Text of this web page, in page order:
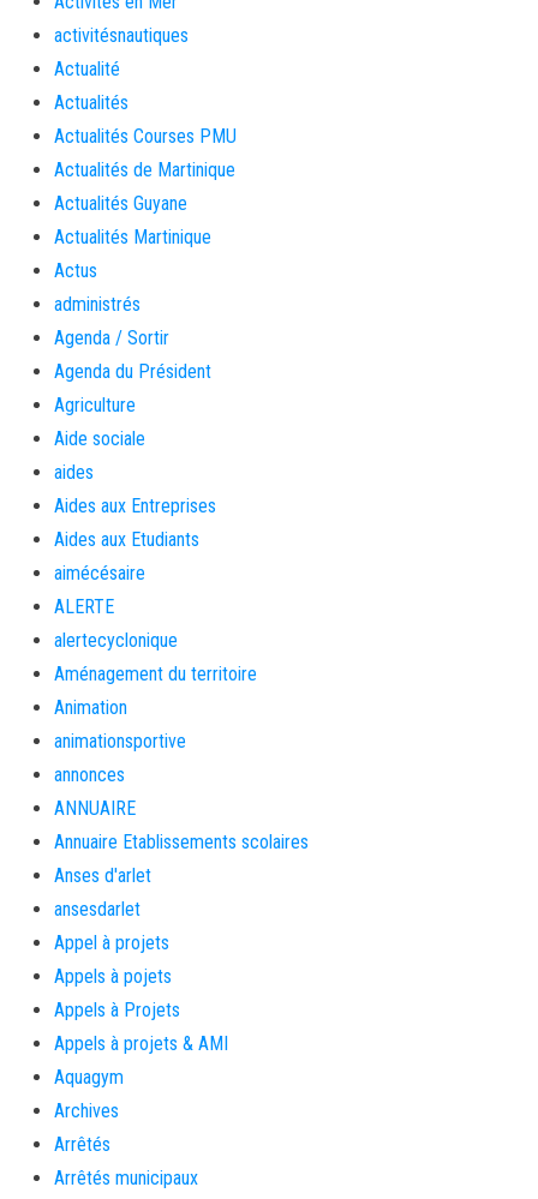
activitésnautiques
Actualité
Actualités
Actualités Courses PMU
Actualités de Martinique
Actualités Guyane
Actualités Martinique
Actus
administrés
Agenda / Sortir
Agenda du Président
Agriculture
Aide sociale
aides
Aides aux Entreprises
Aides aux Etudiants
aimécésaire
ALERTE
alertecyclonique
Aménagement du territoire
Animation
animationsportive
annonces
ANNUAIRE
Annuaire Etablissements scolaires
Anses d'arlet
ansesdarlet
Appel à projets
Appels à pojets
Appels à Projets
Appels à projets & AMI
Aquagym
Archives
Arrêtés
Arrêtés municipaux